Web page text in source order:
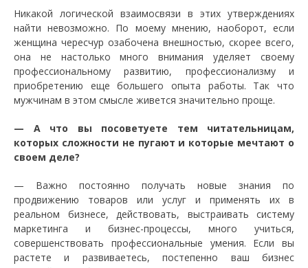
Никакой логической взаимосвязи в этих утверждениях
найти невозможно. По моему мнению, наоборот, если
женщина чересчур озабочена внешностью, скорее всего,
она не настолько много внимания уделяет своему
профессиональному развитию, профессионализму и
приобретению еще большего опыта работы. Так что
мужчинам в этом смысле живется значительно проще.
— А что вы посоветуете тем читательницам,
которых сложности не пугают и которые мечтают о
своем деле?
— Важно постоянно получать новые знания по
продвижению товаров или услуг и применять их в
реальном бизнесе, действовать, выстраивать систему
маркетинга и бизнес-процессы, много учиться,
совершенствовать профессиональные умения. Если вы
растете и развиваетесь, постепенно ваш бизнес